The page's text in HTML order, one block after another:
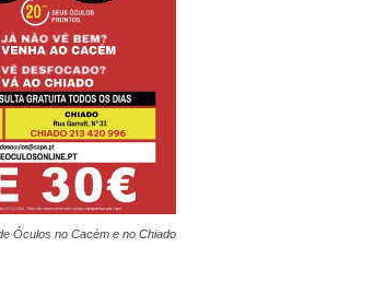
Óculos no Cacém e no Chiado